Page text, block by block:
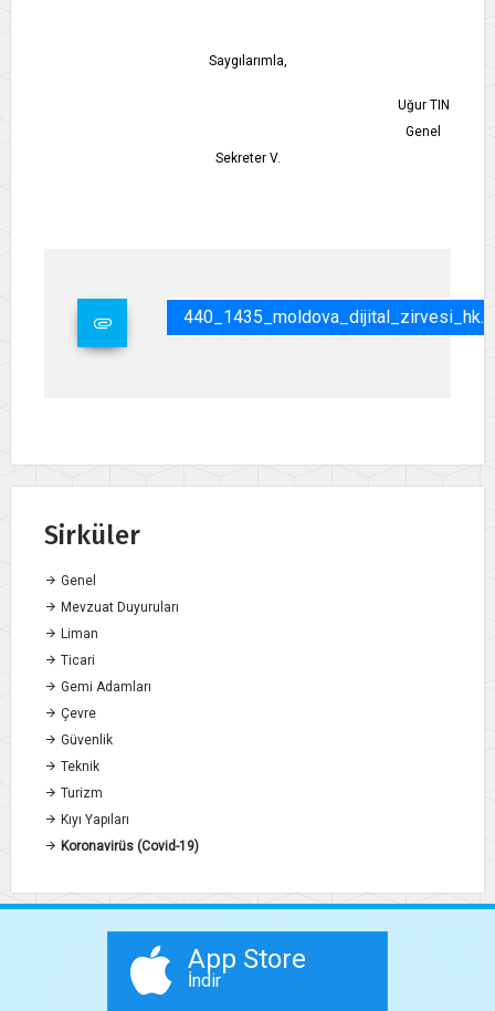
Saygılarımla,
Uğur TIN
Genel
Sekreter V.
Sirküler
Genel
Mevzuat Duyuruları
Liman
Ticari
Gemi Adamları
Çevre
Güvenlik
Teknik
Turizm
Kıyı Yapıları
Koronavirüs (Covid-19)
App Store
İndir